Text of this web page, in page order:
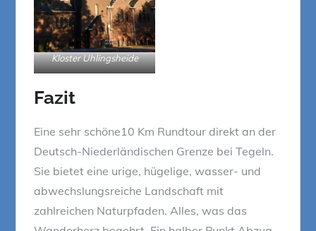
Kloster Uhlingsheide
Fazit
Eine sehr schöne10 Km Rundtour direkt an der
Deutsch-Niederländischen Grenze bei Tegeln.
Sie bietet eine urige, hügelige, wasser- und
abwechslungsreiche Landschaft mit
zahlreichen Naturpfaden. Alles, was das